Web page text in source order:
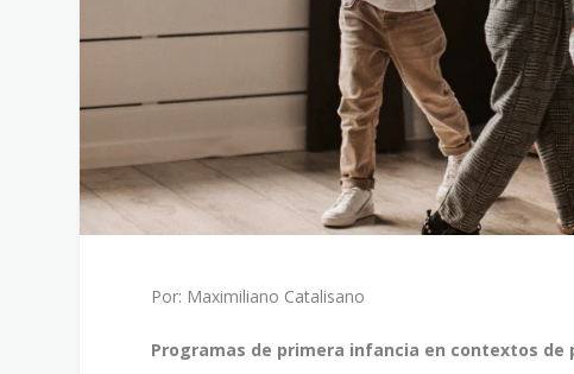
Por: Maximiliano Catalisano
Programas de primera infancia en contextos